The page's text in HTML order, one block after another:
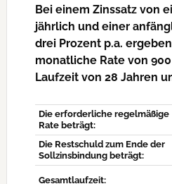
Bei einem Zinssatz von
jährlich und einer
drei Prozent p.a.
monatliche Rate von
Laufzeit von 28 Jahren
Die erforderliche regelmäßige
Rate beträgt:
Die Restschuld zum Ende der
Sollzinsbindung beträgt:
Gesamtlaufzeit: